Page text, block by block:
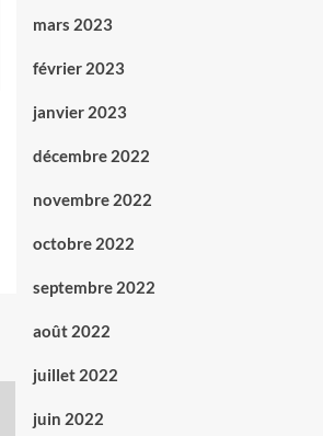
mars 2023
février 2023
janvier 2023
décembre 2022
novembre 2022
octobre 2022
septembre 2022
août 2022
juillet 2022
juin 2022